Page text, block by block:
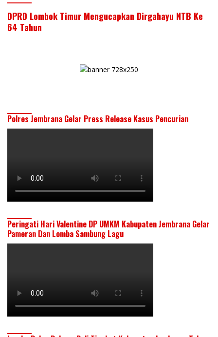
DPRD Lombok Timur Mengucapkan Dirgahayu NTB Ke
64 Tahun
Polres Jembrana Gelar Press Release Kasus Pencurian
Peringati Hari Valentine DP UMKM Kabupaten Jembrana Gelar
Pameran Dan Lomba Sambung Lagu